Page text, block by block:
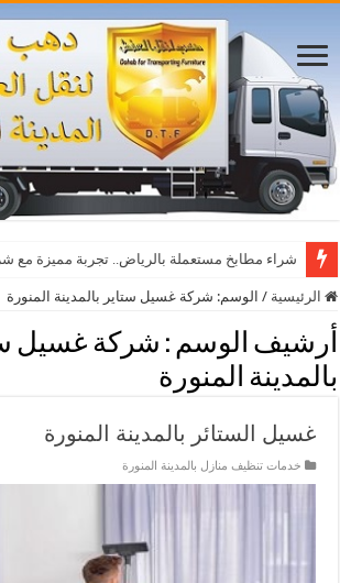
شراء مطابخ مستعملة بالرياض.. تجربة مميزة مع
الرئيسية / الوسم: شركة غسيل ستاير بالمدينة المنورة
أرشيف الوسم : شركة غسيل
بالمدينة المنورة
غسيل الستائر بالمدينة المنورة
خدمات تنظيف منازل بالمدينة المنورة